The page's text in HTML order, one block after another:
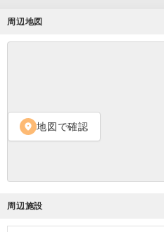
周辺地図
location_on 地図で確認
周辺施設